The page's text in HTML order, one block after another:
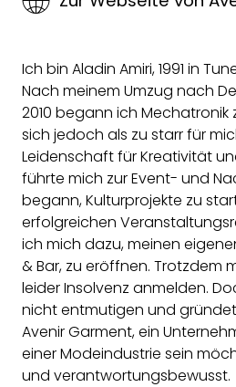
Ich bin Aladin Amiri, 1991 in
Nach meinem Umzug nach
2010 begann ich Mechatronik
sich jedoch als zu starr für
Leidenschaft für Kreativität
führte mich zur Event- und
begann, Kulturprojekte zu
erfolgreichen
ich mich dazu, meinen
& Bar, zu eröffnen. Trotzdem
leider Insolvenz anmelden.
nicht entmutigen und
Avenir Garment, ein
einer Modeindustrie sein
und verantwortungsbewusst.